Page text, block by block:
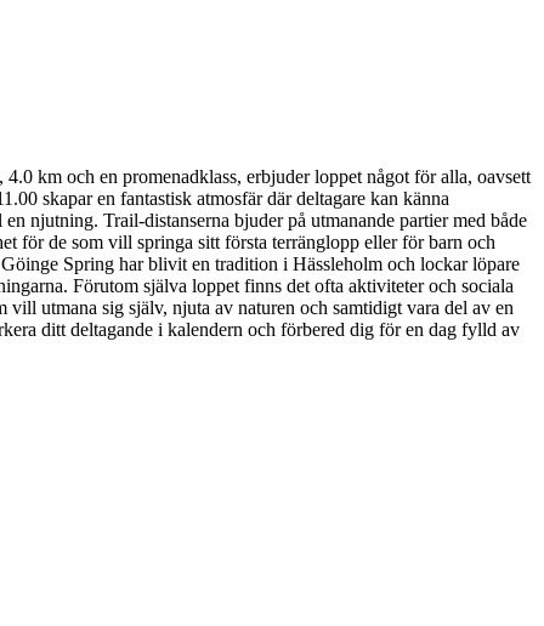
km och en promenadklass, erbjuder loppet något för alla, oavsett
skapar en fantastisk atmosfär där deltagare kan känna
njutning. Trail-distanserna bjuder på utmanande partier med både
för de som vill springa sitt första terränglopp eller för barn och
Spring har blivit en tradition i Hässleholm och lockar löpare
Förutom själva loppet finns det ofta aktiviteter och sociala
utmana sig själv, njuta av naturen och samtidigt vara del av en
ditt deltagande i kalendern och förbered dig för en dag fylld av